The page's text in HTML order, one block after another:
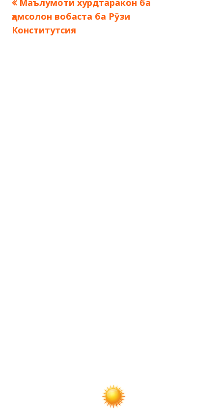
Навигация
по
запись:
Маълумоти хурдтаракон ба
ҳамсолон вобаста ба Рӯзи
Конститутсия